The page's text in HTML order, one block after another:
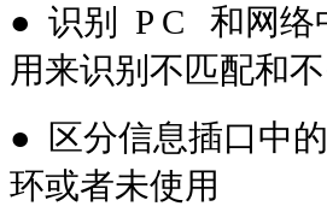
● 识别 P C 和网络
用来识别不匹配和
● 区分信息插口中
环或者未使用